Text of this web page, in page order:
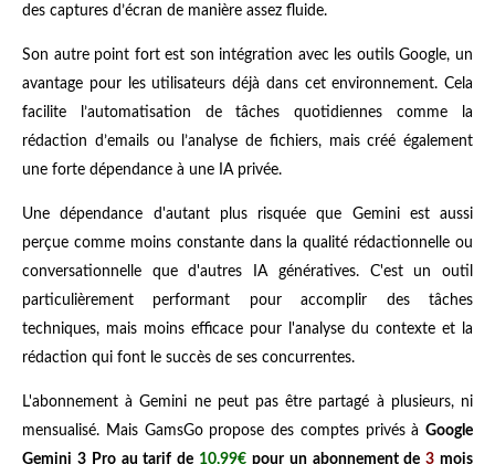
des captures d’écran de manière assez fluide.
Son autre point fort est son intégration avec les outils Google, un
avantage pour les utilisateurs déjà dans cet environnement. Cela
facilite l’automatisation de tâches quotidiennes comme la
rédaction d’emails ou l’analyse de fichiers, mais créé également
une forte dépendance à une IA privée.
Une dépendance d'autant plus risquée que Gemini est aussi
perçue comme moins constante dans la qualité rédactionnelle ou
conversationnelle que d'autres IA génératives. C'est un outil
particulièrement performant pour accomplir des tâches
techniques, mais moins efficace pour l'analyse du contexte et la
rédaction qui font le succès de ses concurrentes.
L'abonnement à Gemini ne peut pas être partagé à plusieurs, ni
mensualisé. Mais GamsGo propose des comptes privés à Google
Gemini 3 Pro au tarif de 10,99€ pour un abonnement de3 mois